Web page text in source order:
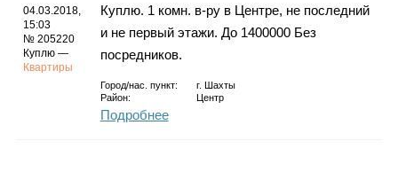
04.03.2018,
15:03
№ 205220
Куплю —
Квартиры
Куплю. 1 комн. в-ру в Центре, не последний
и не первый этажи. До 1400000 Без
посредников.
Город/нас. пункт: г.
Шахты
Район:
Центр
Подробнее